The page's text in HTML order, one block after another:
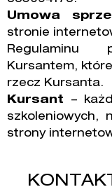
Umowa
stronie
Regulaminu
Kursantem,
rzecz Kursanta.
Kursant –
szkoleniowych,
strony